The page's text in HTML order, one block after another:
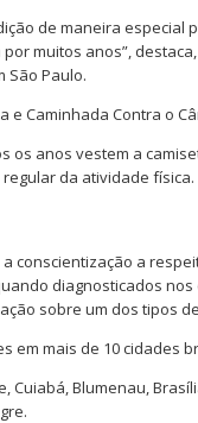
de maneira
muitos anos”,
São Paulo.
e Caminhada Contra o
os anos vestem a
da atividade física.
conscientização a
diagnosticados
sobre um dos tipos
em mais de 10 cidades
Cuiabá, Blumenau,